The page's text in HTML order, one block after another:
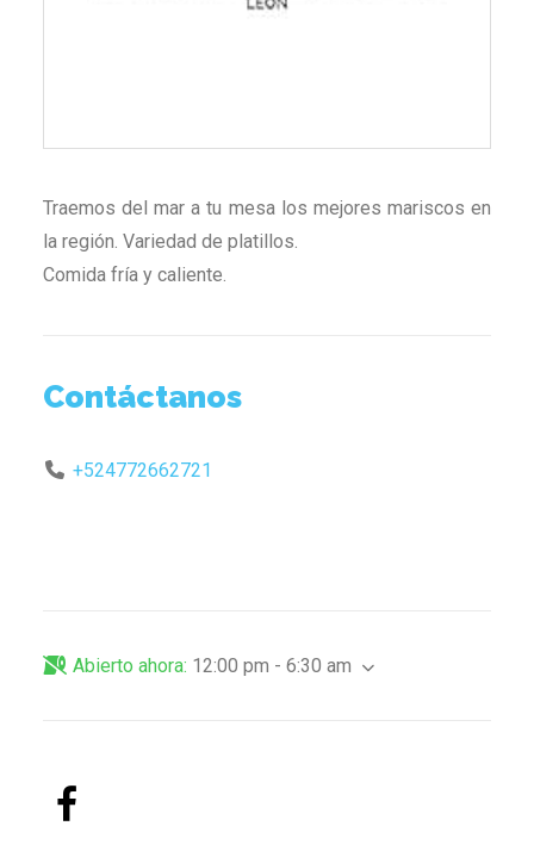
Traemos del mar a tu mesa los mejores mariscos en
la región. Variedad de platillos.
Comida fría y caliente.
Contáctanos
+524772662721
Abierto ahora: 12:00 pm - 6:30 am